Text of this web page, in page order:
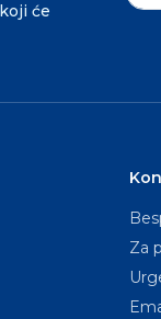
će
Za